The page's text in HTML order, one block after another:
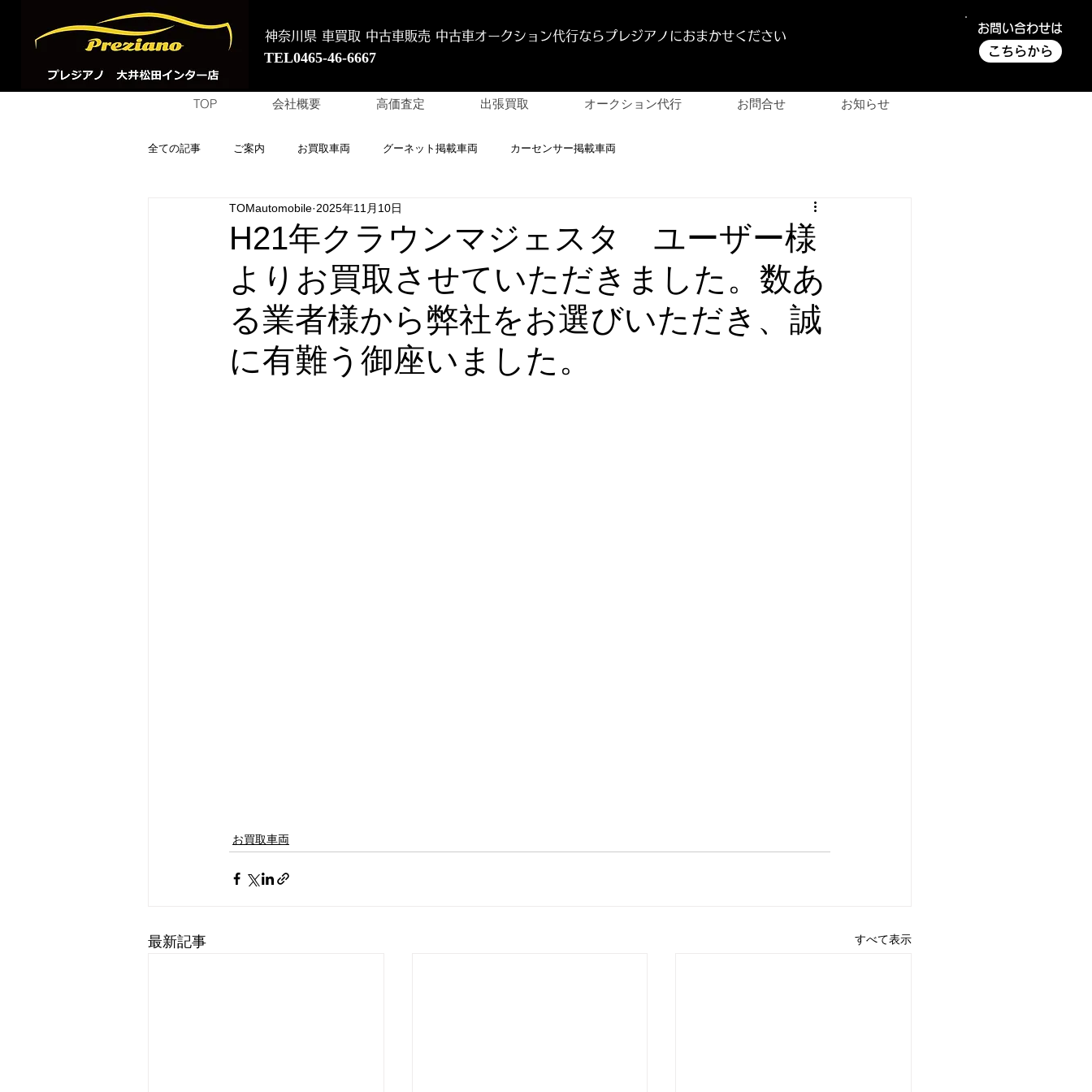
お問い合わせは
こちらから
神奈川県 車買取 中古車販売 中古車オークション代行ならプレジアノにおまかせください
TEL0465-46-6667
TOP 会社概要 高価査定 出張買取 オークション代行 お問合せ お知らせ
全ての記事 ご案内 お買取車両 グーネット掲載車両 カーセンサー掲載車両
H21年クラウンマジェスタ ユーザー様
よりお買取させていただきました。数あ
る業者様から弊社をお選びいただき、誠
に有難う御座いました。
TOMautomobile 2025年11月10日
お買取車両
最新記事 すべて表示